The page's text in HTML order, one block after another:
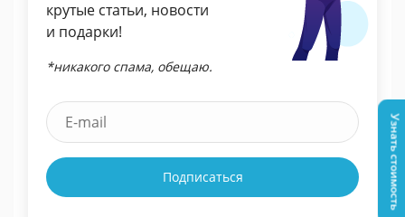
крутые статьи, новости
и подарки!
*никакого спама, обещаю.
Подписаться Узнать стоимость